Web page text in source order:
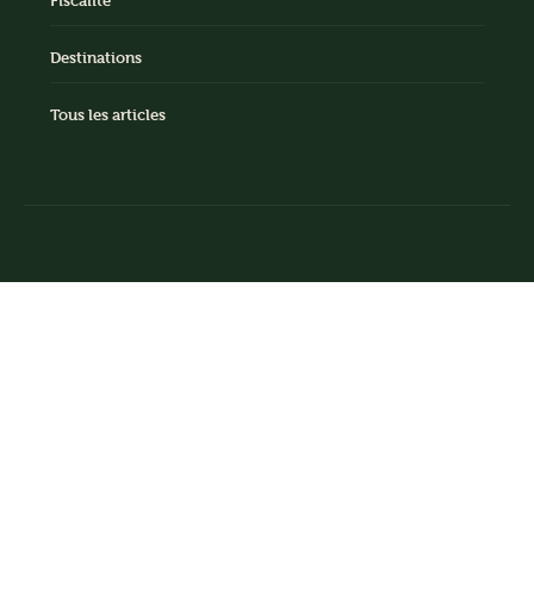
Destinations
Tous les articles